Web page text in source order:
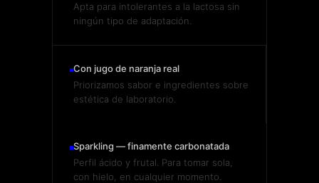
Apta para intolerantes a la lactosa sin
ningún tipo de adaptación.
Con jugo de naranja real
Priorizamos sabor e ingredientes sobre
estética de laboratorio.
Sparkling — finamente carbonatada
Perfil ácido y frutal. Para tomar sola,
con hielo, en cualquier momento.